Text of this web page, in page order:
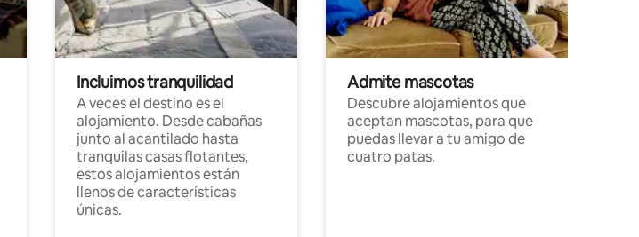
Incluimos tranquilidad
A veces el destino es el
alojamiento. Desde cabañas
junto al acantilado hasta
tranquilas casas flotantes,
estos alojamientos están
llenos de características
únicas.
Admite mascotas
Descubre alojamientos que
aceptan mascotas, para que
puedas llevar a tu amigo de
cuatro patas.